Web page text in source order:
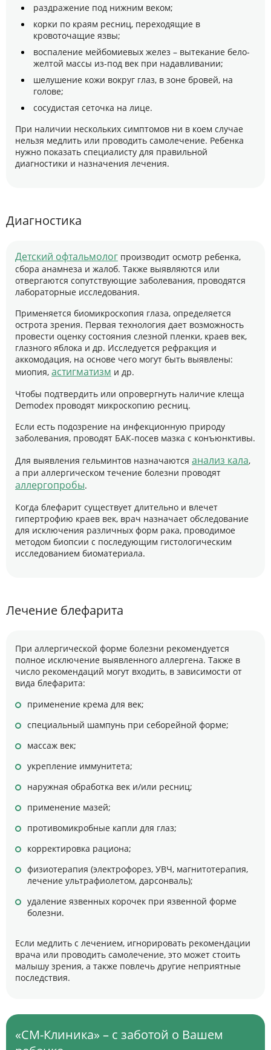
раздражение под нижним веком;
корки по краям ресниц, переходящие в
кровоточащие язвы;
воспаление мейбомиевых желез – вытекание бело-
желтой массы из-под век при надавливании;
шелушение кожи вокруг глаз, в зоне бровей, на
голове;
сосудистая сеточка на лице.
При наличии нескольких симптомов ни в коем случае
нельзя медлить или проводить самолечение. Ребенка
нужно показать специалисту для правильной
диагностики и назначения лечения.
Диагностика
Детский офтальмолог производит осмотр ребенка,
сбора анамнеза и жалоб. Также выявляются или
отвергаются сопутствующие заболевания, проводятся
лабораторные исследования.
Применяется биомикроскопия глаза, определяется
острота зрения. Первая технология дает возможность
провести оценку состояния слезной пленки, краев век,
глазного яблока и др. Исследуется рефракция и
аккомодация, на основе чего могут быть выявлены:
миопия, астигматизм и др.
Чтобы подтвердить или опровергнуть наличие клеща
Demodex проводят микроскопию ресниц.
Если есть подозрение на инфекционную природу
заболевания, проводят БАК-посев мазка с конъюнктивы.
Для выявления гельминтов назначаются анализ кала,
а при аллергическом течение болезни проводят
аллергопробы.
Когда блефарит существует длительно и влечет
гипертрофию краев век, врач назначает обследование
для исключения различных форм рака, проводимое
методом биопсии с последующим гистологическим
исследованием биоматериала.
Лечение блефарита
При аллергической форме болезни рекомендуется
полное исключение выявленного аллергена. Также в
число рекомендаций могут входить, в зависимости от
вида блефарита:
применение крема для век;
специальный шампунь при себорейной форме;
массаж век;
укрепление иммунитета;
наружная обработка век и/или ресниц;
применение мазей;
противомикробные капли для глаз;
корректировка рациона;
физиотерапия (электрофорез, УВЧ, магнитотерапия,
лечение ультрафиолетом, дарсонваль);
удаление язвенных корочек при язвенной форме
болезни.
Если медлить с лечением, игнорировать рекомендации
врача или проводить самолечение, это может стоить
малышу зрения, а также повлечь другие неприятные
последствия.
«СМ-Клиника» – с заботой о Вашем